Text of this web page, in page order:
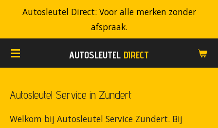
de
AUTOSLEUTEL DIRECT
Autosleutel Direct: Voor alle merken zonder
afspraak.
Autosleutel Service in Zundert
Welkom bij Autosleutel Service Zundert. Bij